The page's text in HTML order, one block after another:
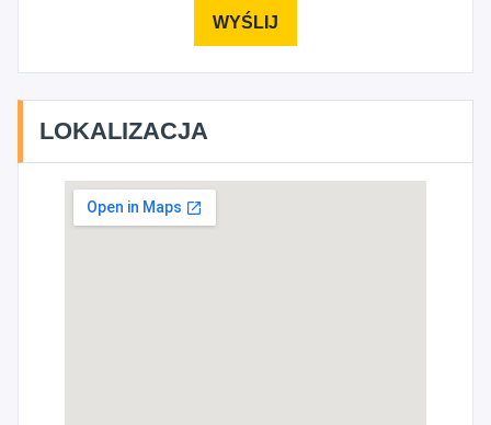
LOKALIZACJA